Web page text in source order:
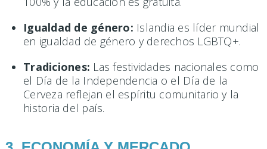
Igualdad de género: Islandia es líder mundial
en igualdad de género y derechos LGBTQ+.
Tradiciones: Las festividades nacionales como
el Día de la Independencia o el Día de la
Cerveza reflejan el espíritu comunitario y la
historia del país.